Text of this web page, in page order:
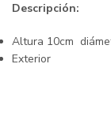
Descripción:
Altura 10cm
Exterior